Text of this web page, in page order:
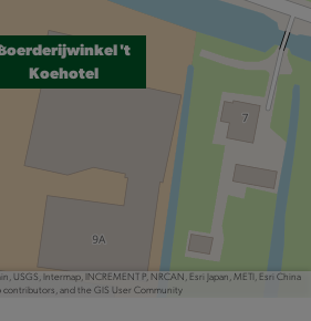
't
Koehotel
USGS, Intermap, INCREMENT P, NRCAN, Esri Japan, METI, Esri China
and the GIS User Community